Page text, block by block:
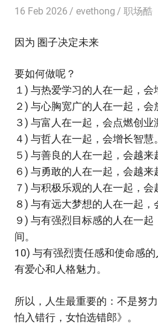
16 Feb 2026 evethong 职场酷
因为 圏子决定未来
要如何做呢？
１) 与热爱学习的人在一起，会
２) 与心胸宽广的人在一起，会
３) 与富人在一起，会点燃创业
４) 与哲人在一起，会增长智慧。
５) 与善良的人在一起，会越来
６) 与勇敢的人在一起，会越来
７) 与积极乐观的人在一起，会
８) 与有远大梦想的人在一起，
９) 与有强烈目标感的人在一
间。
10) 与有强烈责任感和使命感
有爱心和人格魅力。
所以，人生最重要的：不是努
怕入错行，女怕选错郎》。